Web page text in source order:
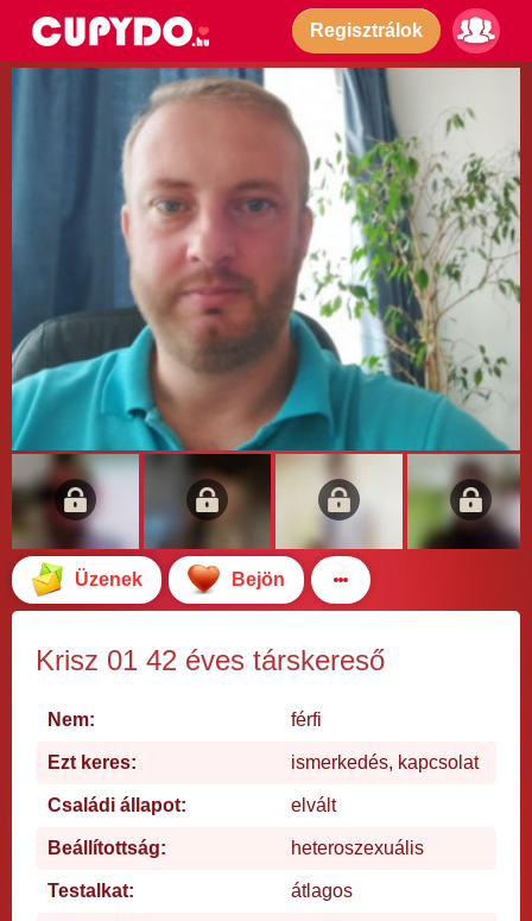
Regisztrálok
Üzenek Bejön
Krisz 01 42 éves társkereső
Nem: férfi
Ezt keres: ismerkedés, kapcsolat
Családi állapot: elvált
Beállítottság: heteroszexuális
Testalkat: átlagos